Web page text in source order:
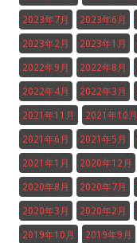
2023年7月 2023年6月
2023年2月 2023年1月
2022年9月 2022年8月
2022年4月 2022年3月
2021年11月 2021年10月
2021年6月 2021年5月
2021年1月 2020年12月
2020年8月 2020年7月
2020年3月 2020年2月
2019年10月 2019年9月